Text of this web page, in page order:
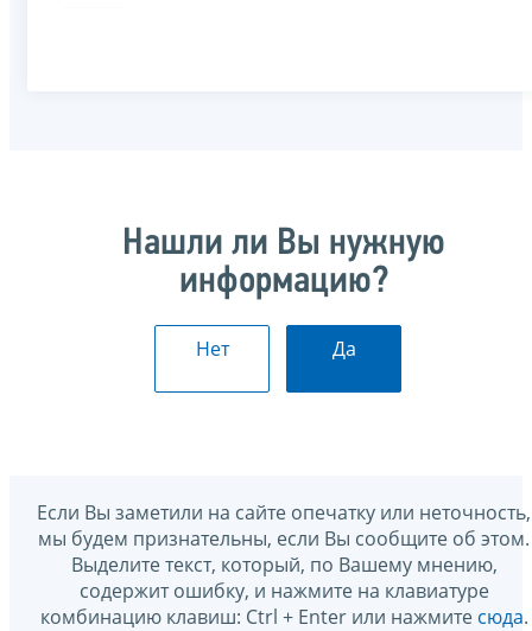
Нашли ли Вы нужную
информацию?
Нет Да
Если Вы заметили на сайте опечатку или неточность,
мы будем признательны, если Вы сообщите об этом.
Выделите текст, который, по Вашему мнению,
содержит ошибку, и нажмите на клавиатуре
комбинацию клавиш: Ctrl + Enter или нажмите сюда.